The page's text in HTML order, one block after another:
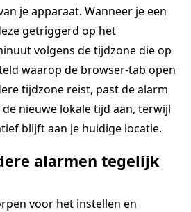
je apparaat. Wanneer je een
getriggerd op het
volgens de tijdzone die op
waarop de browser-tab open
tijdzone reist, past de alarm
nieuwe lokale tijd aan, terwijl
blijft aan je huidige locatie.
alarmen tegelijk
voor het instellen en